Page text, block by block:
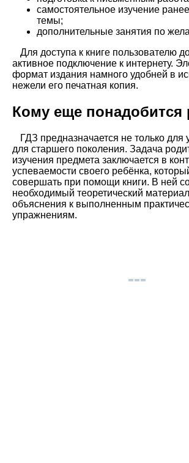
самостоятельное изучение
темы;
дополнительные занятия по
Для доступа к книге пользователю
активное подключение к интернету.
формат издания намного удобней в
нежели его печатная копия.
Кому еще понадобится
ГДЗ предназначается не только для
для старшего поколения. Задача
изучения предмета заключается в
успеваемости своего ребёнка,
совершать при помощи книги. В ней
необходимый теоретический
объяснения к выполненным
упражнениям.